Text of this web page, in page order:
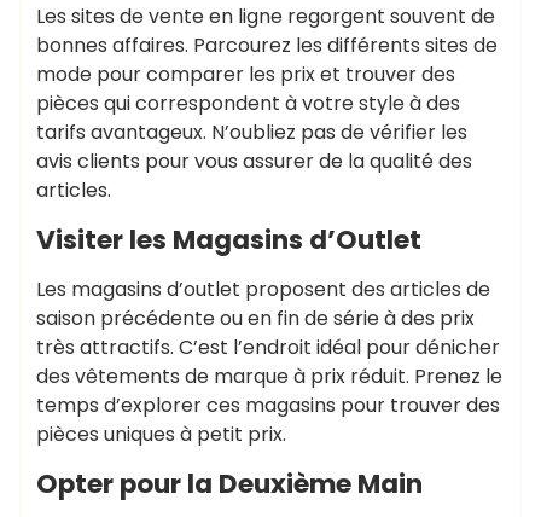
Les sites de vente en ligne regorgent souvent de
bonnes affaires. Parcourez les différents sites de
mode pour comparer les prix et trouver des
pièces qui correspondent à votre style à des
tarifs avantageux. N’oubliez pas de vérifier les
avis clients pour vous assurer de la qualité des
articles.
Visiter les Magasins d’Outlet
Les magasins d’outlet proposent des articles de
saison précédente ou en fin de série à des prix
très attractifs. C’est l’endroit idéal pour dénicher
des vêtements de marque à prix réduit. Prenez le
temps d’explorer ces magasins pour trouver des
pièces uniques à petit prix.
Opter pour la Deuxième Main